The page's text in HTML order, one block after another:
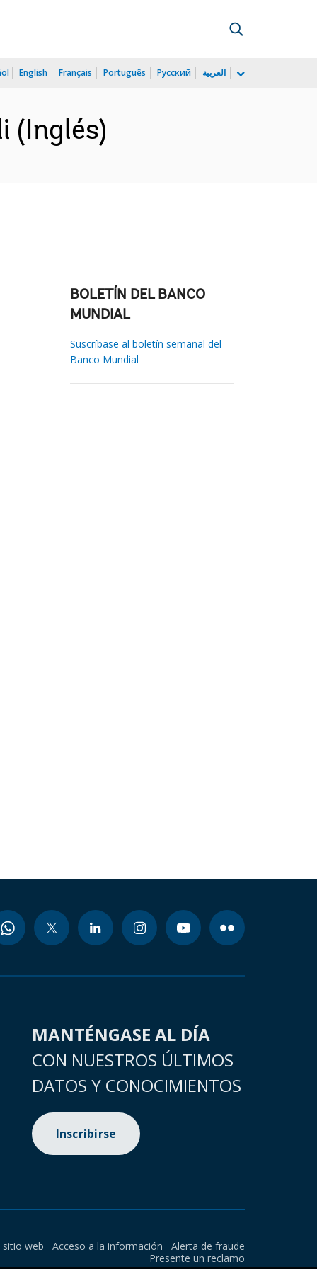
English Français Português Русский العربية
(Inglés)
BOLETÍN DEL BANCO
MUNDIAL
Suscríbase al boletín semanal del
Banco Mundial
MANTÉNGASE AL DÍA
CON NUESTROS ÚLTIMOS
DATOS Y CONOCIMIENTOS
Inscribirse
sitio web Acceso a la información
Alerta de fraude
Presente un reclamo